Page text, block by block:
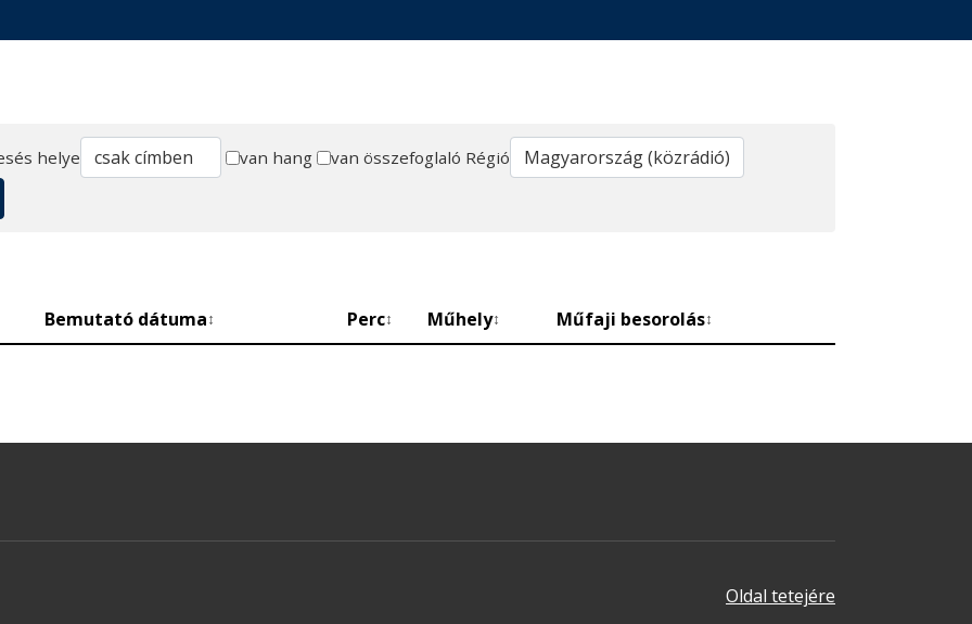
helye van hang van összefoglaló Régió
Bemutató dátuma↕ Perc↕ Műhely↕ Műfaji besorolás↕
Oldal tetejére